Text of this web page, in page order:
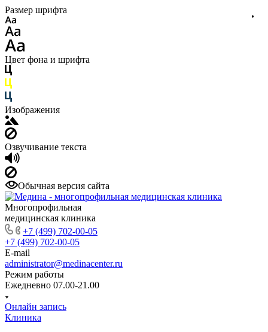
Размер шрифта
Цвет фона и шрифта
Изображения
Озвучивание текста
Обычная версия сайта
Многопрофильная
медицинская клиника
+7 (499) 702-00-05
+7 (499) 702-00-05
E-mail
administrator@medinacenter.ru
Режим работы
Ежедневно 07.00-21.00
Онлайн запись
Клиника